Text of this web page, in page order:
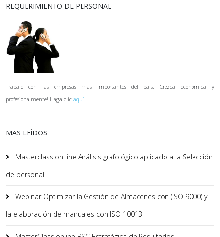
REQUERIMIENTO DE PERSONAL
Trabaje con las empresas mas importantes del país. Crezca económica y
profesionalmente! Haga clic aquí.
MAS LEÍDOS
Masterclass on line Análisis grafológico aplicado a la Selección
de personal
Webinar Optimizar la Gestión de Almacenes con (ISO 9000) y
la elaboración de manuales con ISO 10013